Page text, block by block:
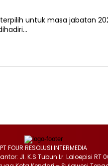
terpilih untuk masa jabatan
PT FOUR RESOLUSI INTERMEDIA
Jl. K.S Tubun Lr. Laloepisi RT